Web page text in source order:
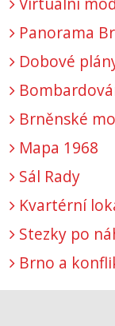
Panorama
Dobové
Brněnské
Mapa 1968
Sál Rady
Kvartérní
Stezky po
Brno a